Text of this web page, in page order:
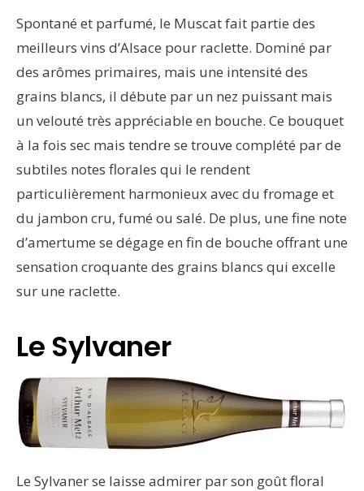
Spontané et parfumé, le Muscat fait partie des
meilleurs vins d’Alsace pour raclette. Dominé par
des arômes primaires, mais une intensité des
grains blancs, il débute par un nez puissant mais
un velouté très appréciable en bouche. Ce bouquet
à la fois sec mais tendre se trouve complété par de
subtiles notes florales qui le rendent
particulièrement harmonieux avec du fromage et
du jambon cru, fumé ou salé. De plus, une fine note
d’amertume se dégage en fin de bouche offrant une
sensation croquante des grains blancs qui excelle
sur une raclette.
Le Sylvaner
Le Sylvaner se laisse admirer par son goût floral